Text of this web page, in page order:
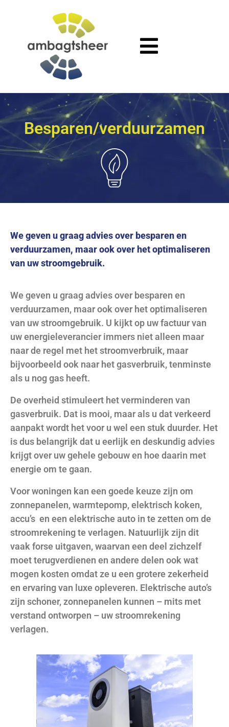
Besparen/verduurzamen
We geven u graag advies over besparen en
verduurzamen, maar ook over het optimaliseren
van uw stroomgebruik.
We geven u graag advies over besparen en
verduurzamen, maar ook over het optimaliseren
van uw stroomgebruik. U kijkt op uw factuur van
uw energieleverancier immers niet alleen maar
naar de regel met het stroomverbruik, maar
bijvoorbeeld ook naar het gasverbruik, tenminste
als u nog gas heeft.
De overheid stimuleert het verminderen van
gasverbruik. Dat is mooi, maar als u dat verkeerd
aanpakt wordt het voor u wel een stuk duurder. Het
is dus belangrijk dat u eerlijk en deskundig advies
krijgt over uw gehele gebouw en hoe daarin met
energie om te gaan.
Voor woningen kan een goede keuze zijn om
zonnepanelen, warmtepomp, elektrisch koken,
accu’s en een elektrische auto in te zetten om de
stroomrekening te verlagen. Natuurlijk zijn dit
vaak forse uitgaven, waarvan een deel zichzelf
moet terugverdienen en andere delen ook wat
mogen kosten omdat ze u een grotere zekerheid
en ervaring van luxe opleveren. Elektrische auto’s
zijn schoner, zonnepanelen kunnen – mits met
verstand ontworpen – uw stroomrekening
verlagen.